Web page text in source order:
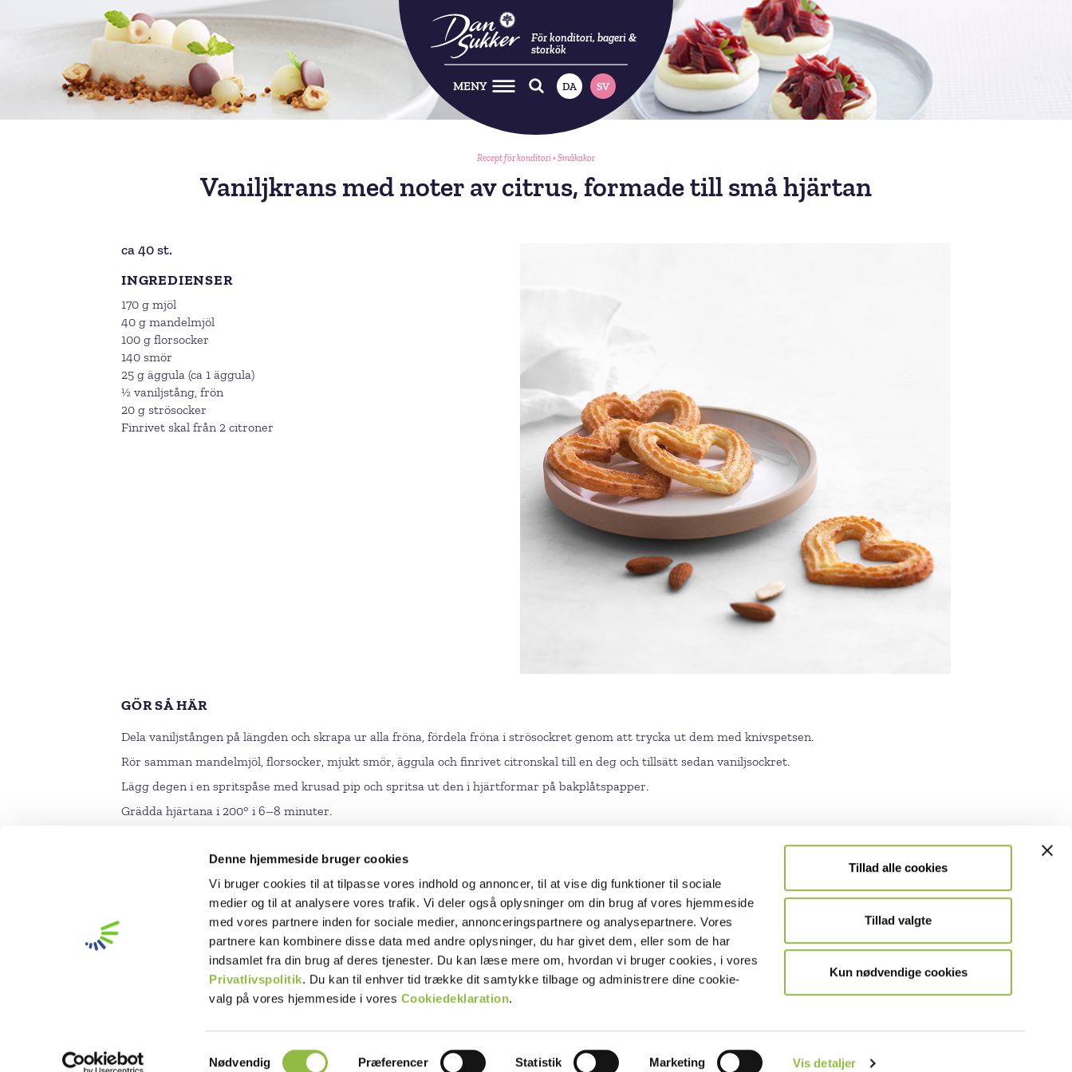
Denne hjemmeside bruger cookies
Vi bruger cookies til at tilpasse vores indhold og annoncer, til at vise dig funktioner til sociale
medier og til at analysere vores trafik. Vi deler også oplysninger om din brug af vores hjemmeside
med vores partnere inden for sociale medier, annonceringspartnere og analysepartnere. Vores
partnere kan kombinere disse data med andre oplysninger, du har givet dem, eller som de har
indsamlet fra din brug af deres tjenester. Du kan læse mere om, hvordan vi bruger cookies, i vores
Privatlivspolitik. Du kan til enhver tid trække dit samtykke tilbage og administrere dine cookie-
valg på vores hjemmeside i vores Cookiedeklaration.
Nødvendig Præferencer Statistik Marketing Vis detaljer
Tillad alle cookies
Tillad valgte
Kun nødvendige cookies
För konditori, bageri &
storkök
MENY DA SV
Recept för konditori•Småkakor
Vaniljkrans med noter av citrus, formade till små hjärtan
ca 40 st.
INGREDIENSER
170 g mjöl
40 g mandelmjöl
100 g florsocker
140 smör
25 g äggula (ca 1 äggula)
½ vaniljstång, frön
20 g strösocker
Finrivet skal från 2 citroner
GÖR SÅ HÄR
Dela vaniljstången på längden och skrapa ur alla fröna, fördela fröna i strösockret genom att trycka ut dem med knivspetsen.
Rör samman mandelmjöl, florsocker, mjukt smör, äggula och finrivet citronskal till en deg och tillsätt sedan vaniljsockret.
Lägg degen i en spritspåse med krusad pip och spritsa ut den i hjärtformar på bakplåtspapper.
Grädda hjärtana i 200° i 6–8 minuter.
Cookiedeklaration
RECEPT
FILMER
PRODUKTER
KONTAKT